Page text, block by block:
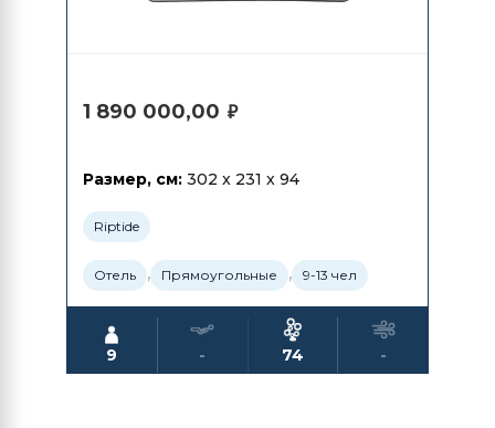
1 890 000,00 ₽
Размер, см: 302 x 231 x 94
Riptide
Отель , Прямоугольные , 9-13 чел
9 - 74 -